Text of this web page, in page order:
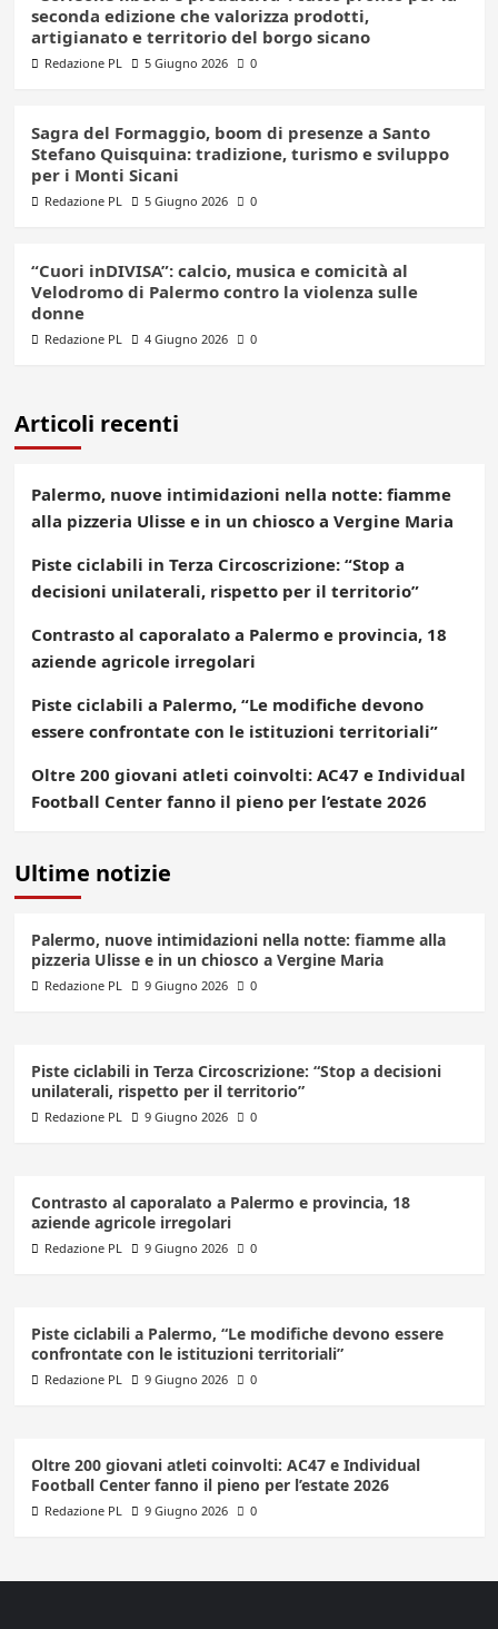
seconda edizione che valorizza prodotti,
artigianato e territorio del borgo sicano
Redazione PL 5 Giugno 2026 0
Sagra del Formaggio, boom di presenze a Santo
Stefano Quisquina: tradizione, turismo e sviluppo
per i Monti Sicani
Redazione PL 5 Giugno 2026 0
“Cuori inDIVISA”: calcio, musica e comicità al
Velodromo di Palermo contro la violenza sulle
donne
Redazione PL 4 Giugno 2026 0
Articoli recenti
Palermo, nuove intimidazioni nella notte: fiamme
alla pizzeria Ulisse e in un chiosco a Vergine Maria
Piste ciclabili in Terza Circoscrizione: “Stop a
decisioni unilaterali, rispetto per il territorio”
Contrasto al caporalato a Palermo e provincia, 18
aziende agricole irregolari
Piste ciclabili a Palermo, “Le modifiche devono
essere confrontate con le istituzioni territoriali”
Oltre 200 giovani atleti coinvolti: AC47 e Individual
Football Center fanno il pieno per l’estate 2026
Ultime notizie
Palermo, nuove intimidazioni nella notte: fiamme alla
pizzeria Ulisse e in un chiosco a Vergine Maria
Redazione PL 9 Giugno 2026 0
Piste ciclabili in Terza Circoscrizione: “Stop a decisioni
unilaterali, rispetto per il territorio”
Redazione PL 9 Giugno 2026 0
Contrasto al caporalato a Palermo e provincia, 18
aziende agricole irregolari
Redazione PL 9 Giugno 2026 0
Piste ciclabili a Palermo, “Le modifiche devono essere
confrontate con le istituzioni territoriali”
Redazione PL 9 Giugno 2026 0
Oltre 200 giovani atleti coinvolti: AC47 e Individual
Football Center fanno il pieno per l’estate 2026
Redazione PL 9 Giugno 2026 0